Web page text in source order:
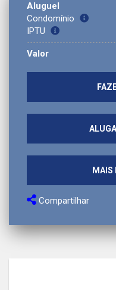
Aluguel
Condomínio
IPTU
Valor
MAIS
Compartilhar